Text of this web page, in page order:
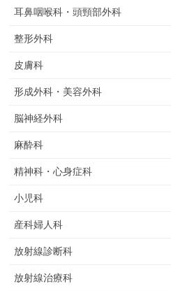
耳鼻咽喉科・頭頸部外科
整形外科
皮膚科
形成外科・美容外科
脳神経外科
麻酔科
精神科・心身症科
小児科
産科婦人科
放射線診断科
放射線治療科